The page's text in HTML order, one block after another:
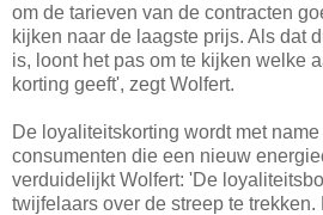
om de tarieven van de contracten
kijken naar de laagste prijs. Als dat
is, loont het pas om te kijken welke
korting geeft', zegt Wolfert.
De loyaliteitskorting wordt met
consumenten die een nieuw
verduidelijkt Wolfert: 'De
twijfelaars over de streep te